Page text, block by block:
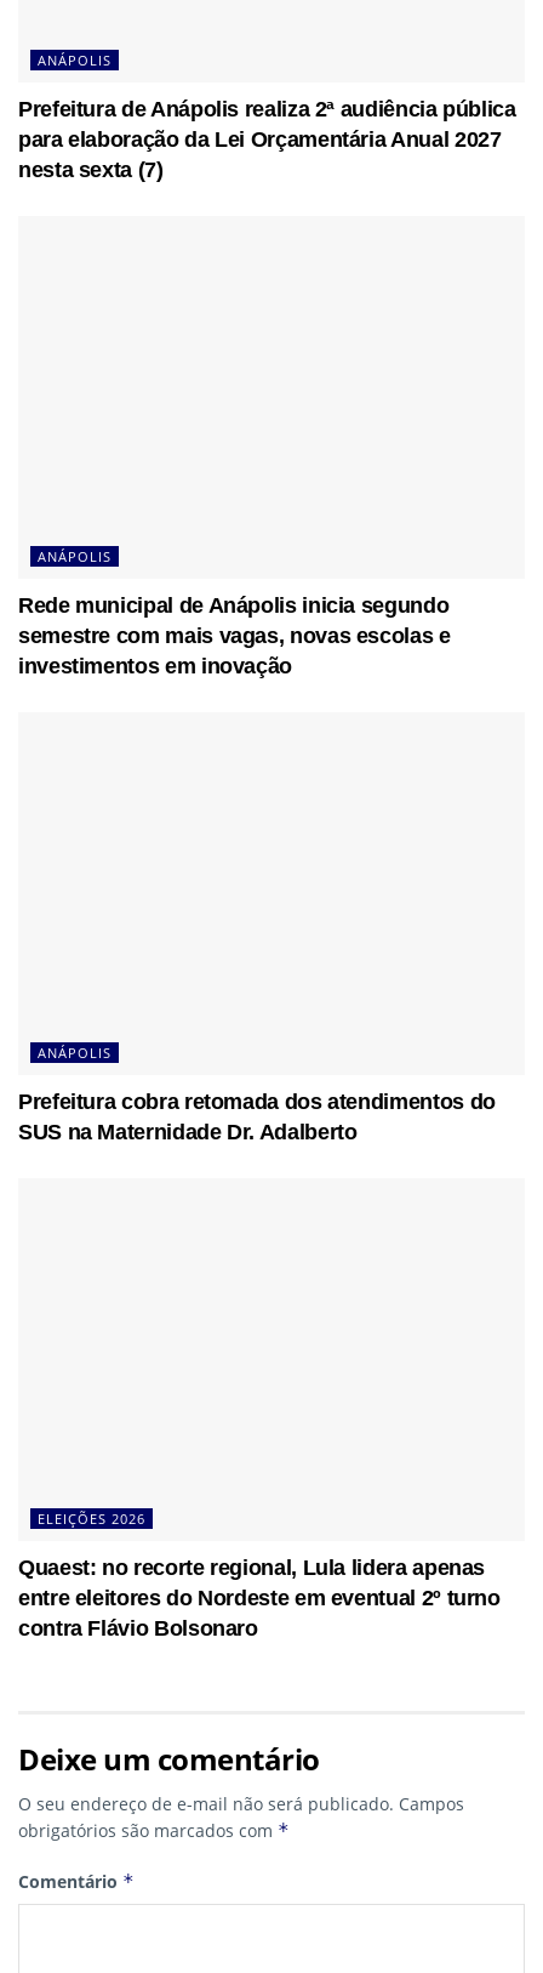
ANÁPOLIS
Prefeitura de Anápolis realiza 2ª audiência pública
para elaboração da Lei Orçamentária Anual 2027
nesta sexta (7)
ANÁPOLIS
Rede municipal de Anápolis inicia segundo
semestre com mais vagas, novas escolas e
investimentos em inovação
ANÁPOLIS
Prefeitura cobra retomada dos atendimentos do
SUS na Maternidade Dr. Adalberto
ELEIÇÕES 2026
Quaest: no recorte regional, Lula lidera apenas
entre eleitores do Nordeste em eventual 2º turno
contra Flávio Bolsonaro
Deixe um comentário
O seu endereço de e-mail não será publicado. Campos
obrigatórios são marcados com *
Comentário *